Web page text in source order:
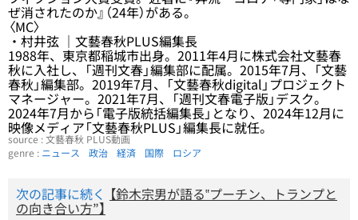
ぜ消されたのか』（24年）がある。
〈MC〉
・村井弦 ｜文藝春秋PLUS編集長
1988年、東京都稲城市出身。2011年4月に株式会社文藝春
秋に入社し、「週刊文春」編集部に配属。2015年7月、「文藝
春秋」編集部。2019年7月、「文藝春秋digital」プロジェクト
マネージャー。2021年7月、「週刊文春電子版」デスク。
2024年7月から「電子版統括編集長」となり、2024年12月に
映像メディア「文藝春秋PLUS」編集長に就任。
source : 文藝春秋 PLUS動画
genre : ニュース 政治 経済 国際 ロシア
次の記事に続く 【鈴木宗男が語る‟プーチン、トランプと
の向き合い方”】